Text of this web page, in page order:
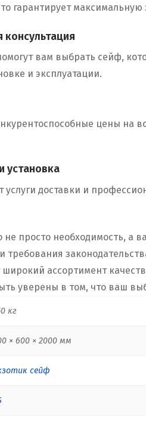
гарантирует
вам выбрать сейф,
и эксплуатации.
цены на
установка
услуги доставки и
просто необходимость, а
требования
ассортимент
уверены в том, что ваш
кг
× 600 × 2000 мм
сейф